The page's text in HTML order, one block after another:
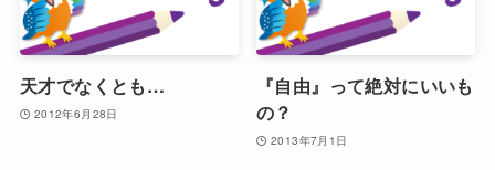
天才でなくとも…
2012年6月28日
『自由』って絶対にいいも
の？
2013年7月1日